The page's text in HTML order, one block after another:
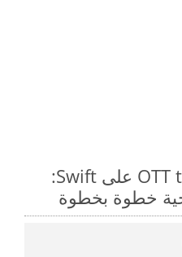
كيفية تحويل OTT to POTM على Swift:
خطوة بخطوة